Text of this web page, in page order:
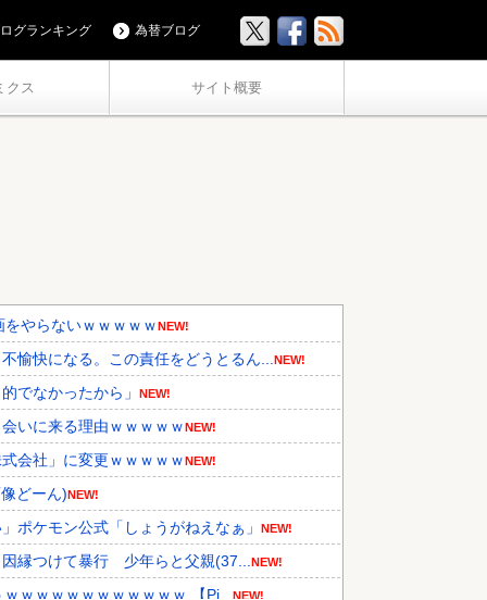
クス サイト概要
グランキング 為替ブログ
やらないｗｗｗｗｗNEW!
愉快になる。この責任をどうとるん... NEW!
でなかったから」 NEW!
いに来る理由ｗｗｗｗｗNEW!
会社」に変更ｗｗｗｗｗNEW!
どーん)NEW!
ポケモン公式「しょうがねえなぁ」 NEW!
縁つけて暴行 少年らと父親(37... NEW!
ｗｗｗｗｗｗｗｗｗｗｗ 【Pi... NEW!